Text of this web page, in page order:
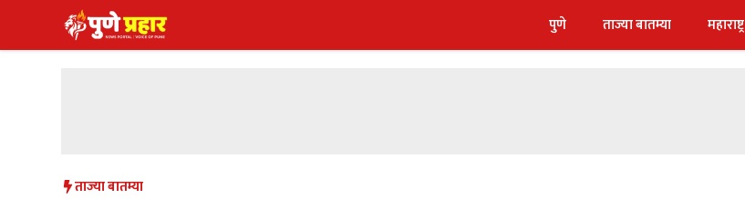
to
पुणे ताज्या बातम्या महाराष्ट्र
ताज्या बातम्या